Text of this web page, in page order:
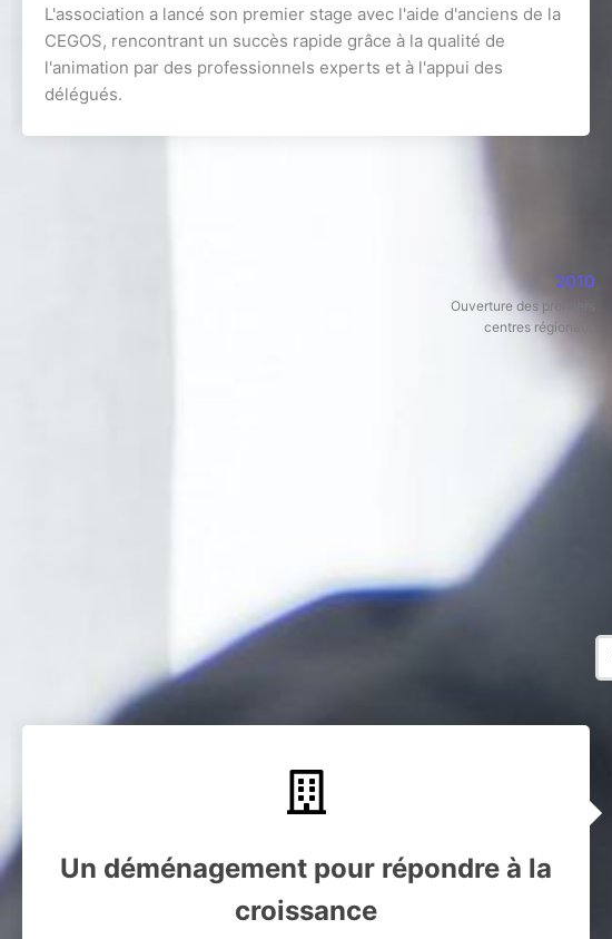
L'association a lancé son premier stage avec l'aide d'anciens de la
CEGOS, rencontrant un succès rapide grâce à la qualité de
l'animation par des professionnels experts et à l'appui des
délégués.
2010
Ouverture des premiers
centres régionaux
Un déménagement pour répondre à la
croissance